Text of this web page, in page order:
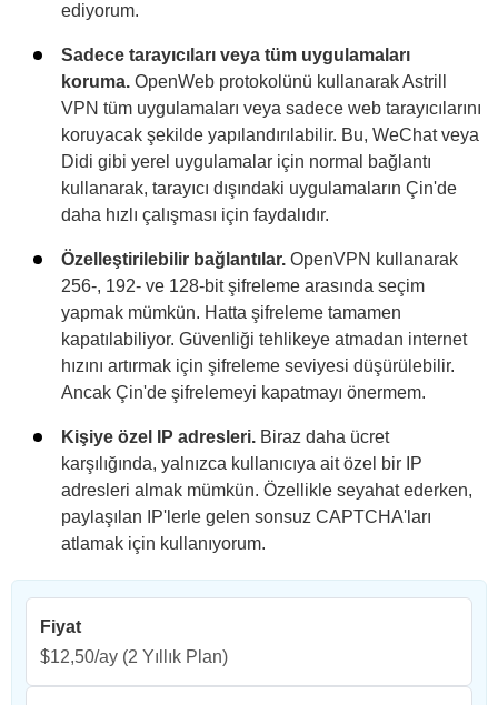
ediyorum.
Sadece tarayıcıları veya tüm uygulamaları
koruma. OpenWeb protokolünü kullanarak Astrill
VPN tüm uygulamaları veya sadece web tarayıcılarını
koruyacak şekilde yapılandırılabilir. Bu, WeChat veya
Didi gibi yerel uygulamalar için normal bağlantı
kullanarak, tarayıcı dışındaki uygulamaların Çin'de
daha hızlı çalışması için faydalıdır.
Özelleştirilebilir bağlantılar. OpenVPN kullanarak
256-, 192- ve 128-bit şifreleme arasında seçim
yapmak mümkün. Hatta şifreleme tamamen
kapatılabiliyor. Güvenliği tehlikeye atmadan internet
hızını artırmak için şifreleme seviyesi düşürülebilir.
Ancak Çin'de şifrelemeyi kapatmayı önermem.
Kişiye özel IP adresleri. Biraz daha ücret
karşılığında, yalnızca kullanıcıya ait özel bir IP
adresleri almak mümkün. Özellikle seyahat ederken,
paylaşılan IP'lerle gelen sonsuz CAPTCHA'ları
atlamak için kullanıyorum.
Fiyat
$12,50/ay (2 Yıllık Plan)